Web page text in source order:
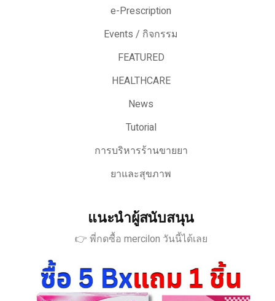
e-Prescription
Events / กิจกรรม
FEATURED
HEALTHCARE
News
Tutorial
การบริหารร้านขายยา
ยาและสุขภาพ
แนะนำผู้สนับสนุน
👉 พี่กดซื้อ mercilon วันนี้ได้เลย